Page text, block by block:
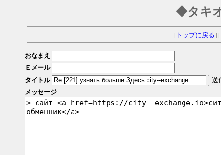
◆タキ
[トップに戻る] [
おなまえ
Ｅメール
タイトル
メッセージ